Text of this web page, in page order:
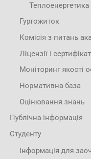
Теплоенергетика
Гуртожиток
Комісія з питань
Ліцензії і
Моніторинг якості
Нормативна база
Оцінювання знань
Публічна інформація
Студенту
Інформація для